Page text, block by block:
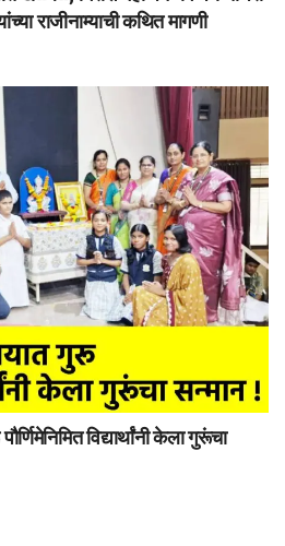
राजीनाम्याची कथित मागणी
विद्यार्थांनी केला गुरूंचा